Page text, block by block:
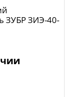
ЗУБР ЗИЭ-40-